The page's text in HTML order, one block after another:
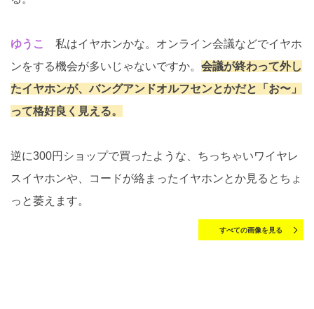
ゆうこ
私はイヤホンかな。オンライン会議などでイヤホ
ンをする機会が多いじゃないですか。 会議が終わって外し
たイヤホンが、バングアンドオルフセンとかだと「お〜」
って格好良く見える。
逆に300円ショップで買ったような、ちっちゃいワイヤレ
スイヤホンや、コードが絡まったイヤホンとか見るとちょ
っと萎えます。
すべての画像を見る